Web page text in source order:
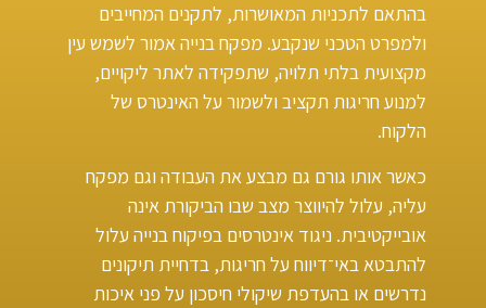
בהתאם לתכניות המאושרות, לתקנים המחייבים
ולמפרט הטכני שנקבע. מפקח בנייה אמור לשמש עין
מקצועית בלתי תלויה, שתפקידה לאתר ליקויים,
למנוע חריגות תקציב ולשמור על האינטרס של
הלקוח.
כאשר אותו גורם גם מבצע את העבודה וגם מפקח
עליה, עלול להיווצר מצב שבו הביקורת אינה
אובייקטיבית. ניגוד אינטרסים בפיקוח בנייה עלול
להתבטא באי־דיווח על חריגות, בדחיית תיקונים
נדרשים או בהעדפת שיקולי חיסכון על פני איכות